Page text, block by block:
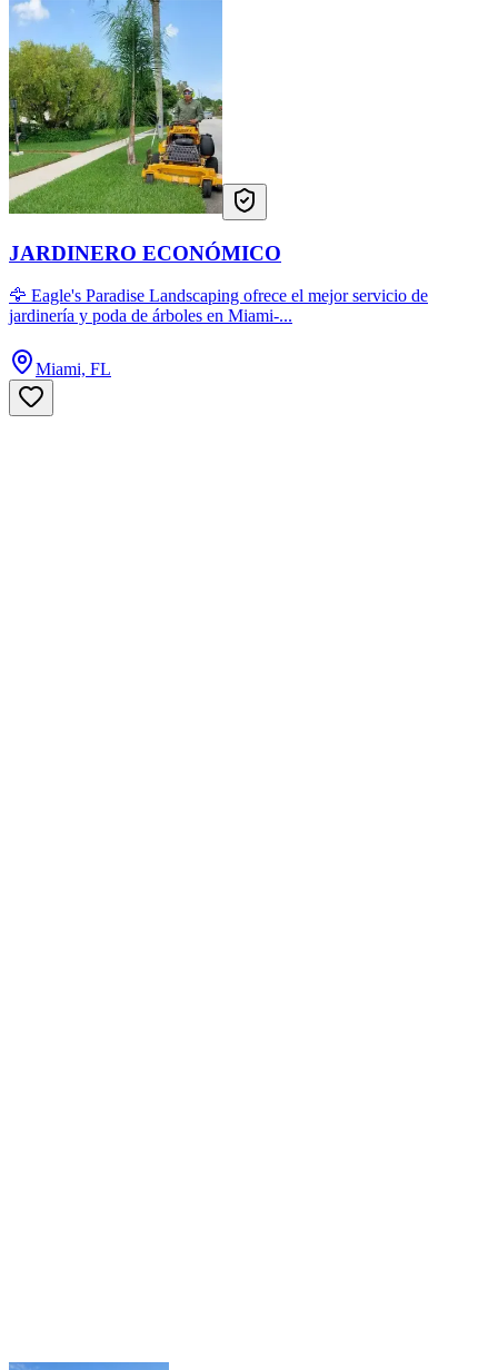
JARDINERO ECONÓMICO
🦅 Eagle's Paradise Landscaping ofrece el mejor servicio de
jardinería y poda de árboles en Miami-...
Miami, FL